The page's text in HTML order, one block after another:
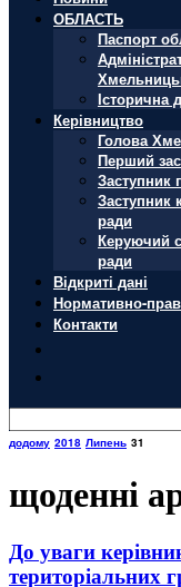
ОБЛАСТЬ
Паспорт
Історична
Керівництво
Голова
Перший
Заступник
Заступник
ради
Керуючий
ради
Відкриті дані
Нормативно-
Контакти
додому 2018 Липень 31
щоденні
До уваги
територіальних